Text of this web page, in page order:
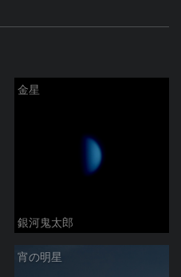
金星
銀河鬼太郎
宵の明星